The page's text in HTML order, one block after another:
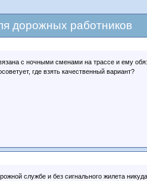
дорожных работников
с ночными сменами на трассе и ему
где взять качественный вариант?
службе и без сигнального жилета